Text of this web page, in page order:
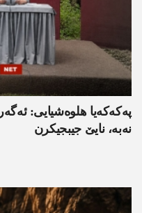
په‌كه‌كه‌یا هلوه‌شیایی:
نه‌به‌، نایێ جیبجیکرن